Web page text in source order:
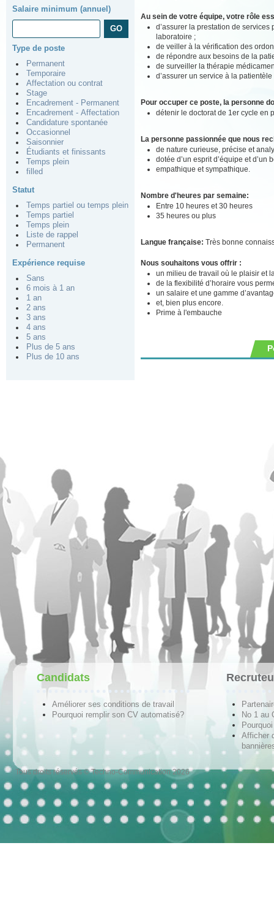
Salaire minimum (annuel)
Type de poste
Permanent
Temporaire
Affectation ou contrat
Stage
Encadrement - Permanent
Encadrement - Affectation
Candidature spontanée
Occasionnel
Saisonnier
Étudiants et finissants
Temps plein
filled
Statut
Temps partiel ou temps plein
Temps partiel
Temps plein
Liste de rappel
Permanent
Expérience requise
Sans
6 mois à 1 an
1 an
2 ans
3 ans
4 ans
5 ans
Plus de 5 ans
Plus de 10 ans
Au sein de votre équipe, votre rôle
d’assurer la prestation de
laboratoire ;
de veiller à la vérification des
de répondre aux besoins de la
de surveiller la thérapie
d’assurer un service à la
Pour occuper ce poste, la personne
détenir le doctorat de 1er cycle en
La personne passionnée que nous
de nature curieuse, précise et
dotée d’un esprit d’équipe et d’un
empathique et sympathique.
Nombre d'heures par semaine:
Entre 10 heures et 30 heures
35 heures ou plus
Langue française: Très bonne
Nous souhaitons vous offrir :
un milieu de travail où le plaisir et
de la flexibilité d’horaire vous
un salaire et une gamme
et, bien plus encore.
Prime à l'embauche
Candidats
Améliorer ses conditions de travail
Pourquoi remplir son CV automatisé?
No 1 au
Afficher
Tous droits réservés © Techno-Communication 2026